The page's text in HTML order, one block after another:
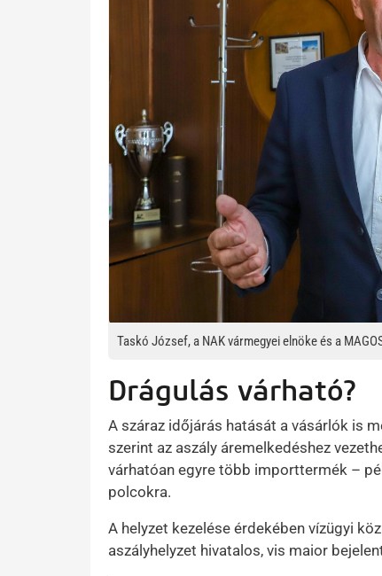
Taskó József, a NAK vármegyei elnöke és a
Drágulás várható?
A száraz időjárás hatását a vásárlók is
szerint az aszály áremelkedéshez
várhatóan egyre több importtermék –
polcokra.
A helyzet kezelése érdekében vízügyi
aszályhelyzet hivatalos, vis maior